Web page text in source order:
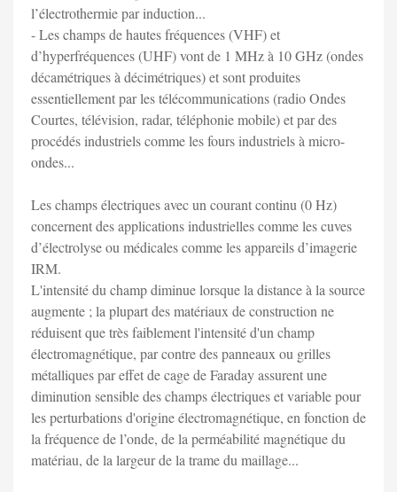
l’électrothermie par induction...
- Les champs de hautes fréquences (VHF) et
d’hyperfréquences (UHF) vont de 1 MHz à 10 GHz (ondes
décamétriques à décimétriques) et sont produites
essentiellement par les télécommunications (radio Ondes
Courtes, télévision, radar, téléphonie mobile) et par des
procédés industriels comme les fours industriels à micro-
ondes...
Les champs électriques avec un courant continu (0 Hz)
concernent des applications industrielles comme les cuves
d’électrolyse ou médicales comme les appareils d’imagerie
IRM.
L'intensité du champ diminue lorsque la distance à la source
augmente ; la plupart des matériaux de construction ne
réduisent que très faiblement l'intensité d'un champ
électromagnétique, par contre des panneaux ou grilles
métalliques par effet de cage de Faraday assurent une
diminution sensible des champs électriques et variable pour
les perturbations d'origine électromagnétique, en fonction de
la fréquence de l’onde, de la perméabilité magnétique du
matériau, de la largeur de la trame du maillage...